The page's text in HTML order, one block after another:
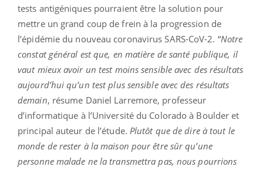
tests antigéniques pourraient être la solution pour
mettre un grand coup de frein à la progression de
l’épidémie du nouveau coronavirus SARS-CoV-2. “Notre
constat général est que, en matière de santé publique, il
vaut mieux avoir un test moins sensible avec des résultats
aujourd’hui qu’un test plus sensible avec des résultats
demain, résume Daniel Larremore, professeur
d’informatique à l’Université du Colorado à Boulder et
principal auteur de l’étude. Plutôt que de dire à tout le
monde de rester à la maison pour être sûr qu’une
personne malade ne la transmettra pas, nous pourrions